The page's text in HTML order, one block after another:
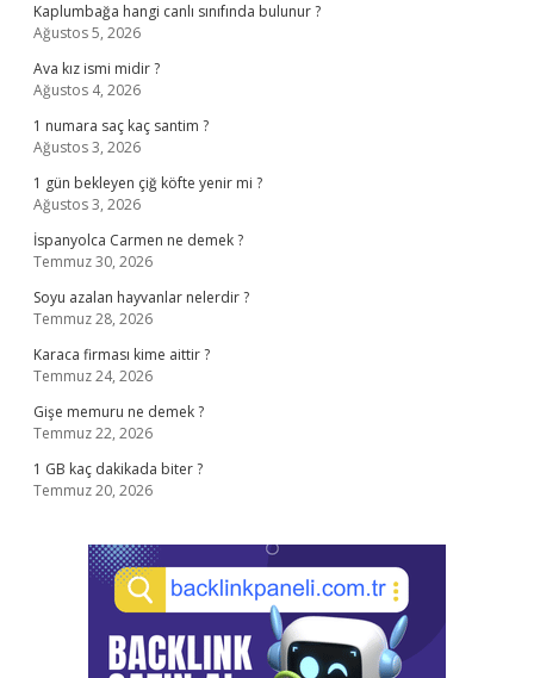
Kaplumbağa hangi canlı sınıfında bulunur ?
Ağustos 5, 2026
Ava kız ismi midir ?
Ağustos 4, 2026
1 numara saç kaç santim ?
Ağustos 3, 2026
1 gün bekleyen çiğ köfte yenir mi ?
Ağustos 3, 2026
İspanyolca Carmen ne demek ?
Temmuz 30, 2026
Soyu azalan hayvanlar nelerdir ?
Temmuz 28, 2026
Karaca firması kime aittir ?
Temmuz 24, 2026
Gişe memuru ne demek ?
Temmuz 22, 2026
1 GB kaç dakikada biter ?
Temmuz 20, 2026